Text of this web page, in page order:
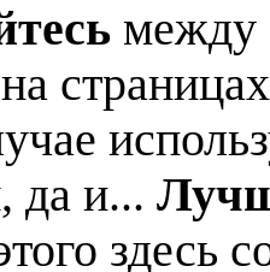
между
да и...
здесь